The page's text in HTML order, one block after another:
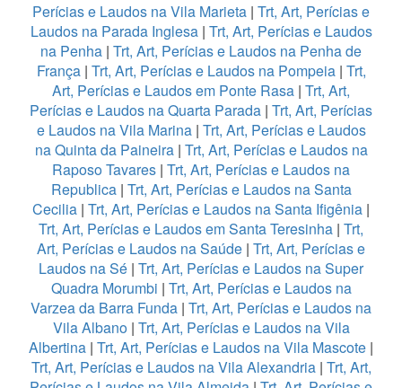
Perícias e Laudos na Vila Marieta | Trt, Art, Perícias e
Laudos na Parada Inglesa | Trt, Art, Perícias e Laudos
na Penha | Trt, Art, Perícias e Laudos na Penha de
França | Trt, Art, Perícias e Laudos na Pompeia| Trt,
Art, Perícias e Laudos em Ponte Rasa | Trt, Art,
Perícias e Laudos na Quarta Parada | Trt, Art, Perícias
e Laudos na Vila Marina| Trt, Art, Perícias e Laudos
na Quinta da Paineira| Trt, Art, Perícias e Laudos na
Raposo Tavares | Trt, Art, Perícias e Laudos na
Republica| Trt, Art, Perícias e Laudos na Santa
Cecilia | Trt, Art, Perícias e Laudos na Santa Ifigênia |
Trt, Art, Perícias e Laudos em Santa Teresinha | Trt,
Art, Perícias e Laudos na Saúde | Trt, Art, Perícias e
Laudos na Sé | Trt, Art, Perícias e Laudos na Super
Quadra Morumbi | Trt, Art, Perícias e Laudos na
Varzea da Barra Funda | Trt, Art, Perícias e Laudos na
Vila Albano| Trt, Art, Perícias e Laudos na Vila
Albertina | Trt, Art, Perícias e Laudos na Vila Mascote |
Trt, Art, Perícias e Laudos na Vila Alexandria| Trt, Art,